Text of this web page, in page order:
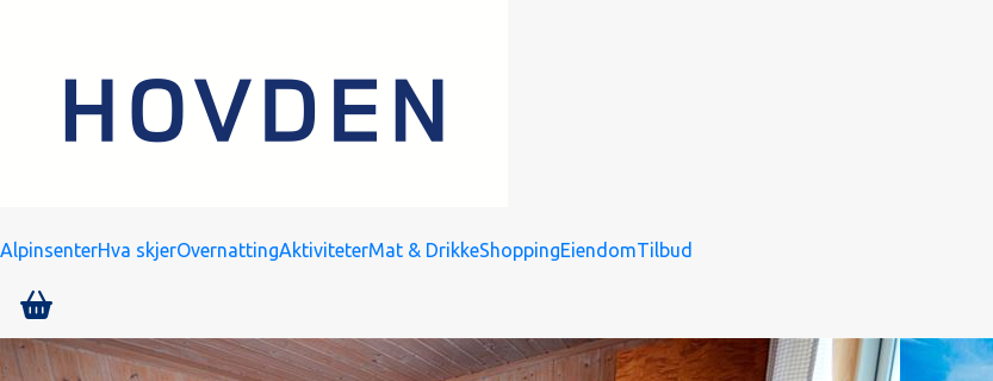
AlpinsenterHva skjerOvernattingAktiviteterMat & DrikkeShoppingEiendomTilbud